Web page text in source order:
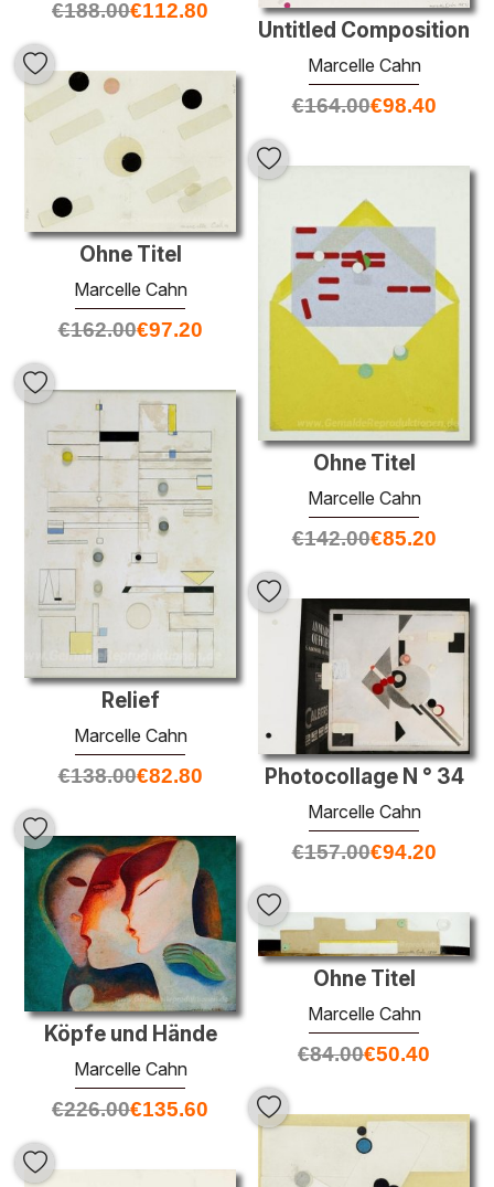
€188.00€112.80
Untitled Composition
Marcelle Cahn
€164.00€98.40
Ohne Titel
Marcelle Cahn
€162.00€97.20
Ohne Titel
Marcelle Cahn
€142.00€85.20
Relief
Marcelle Cahn
€138.00€82.80 Photocollage N ° 34
Marcelle Cahn
€157.00€94.20
Köpfe und Hände
Marcelle Cahn
€226.00€135.60
Ohne Titel
Marcelle Cahn
€84.00€50.40